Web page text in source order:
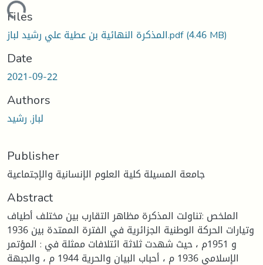
Loading...
Files
المذكرة النهائية بن عطية علي رشيد لباز.pdf(4.46 MB)
Date
2021-09-22
Authors
لباز, رشيد
Publisher
جامعة المسيلة كلية العلوم الإنسانية والإجتماعية
Abstract
الملخص :تناولت المذكرة مظاهر التقارب بين مختلف أطياف
وتيارات الحركة الوطنية الجزائرية في الفترة الممتدة بين 1936
و 1951م ، حيث شهدت ثلاثة ائتلافات ممثلة في : المؤتمر
الإسلامي 1936 م ، أحباب البيان والحرية 1944 م ، والجبهة